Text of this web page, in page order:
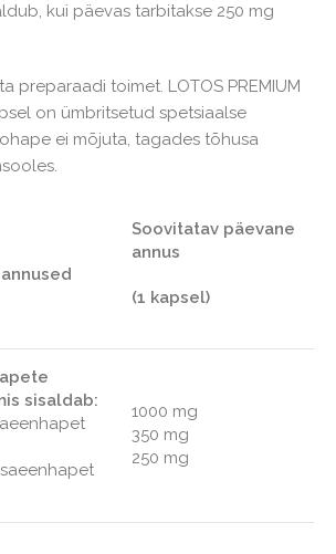
kui päevas tarbitakse 250 mg
preparaadi toimet. LOTOS PREMIUM
on ümbritsetud spetsiaalse
ei mõjuta, tagades tõhusa
Soovitatav päevane
annus
(1 kapsel)
sisaldab:
1000 mg
350 mg
250 mg